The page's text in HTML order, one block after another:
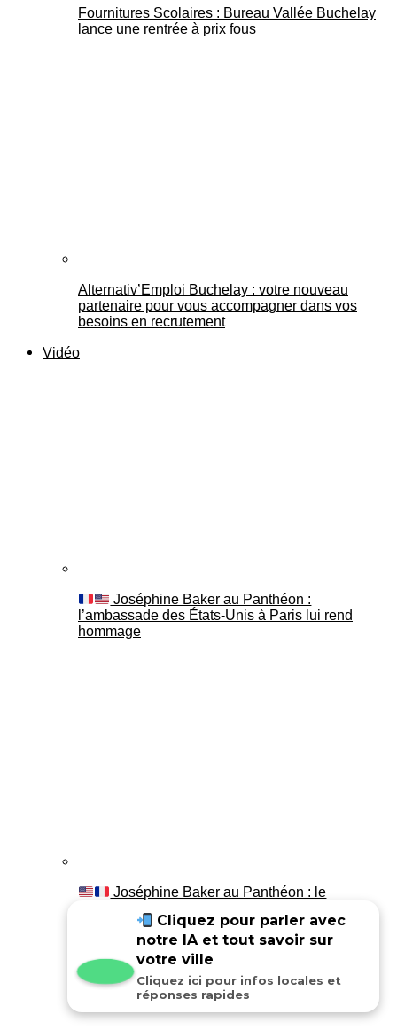
Fournitures Scolaires : Bureau Vallée Buchelay
lance une rentrée à prix fous
Alternativ’Emploi Buchelay : votre nouveau
partenaire pour vous accompagner dans vos
besoins en recrutement
Vidéo
Joséphine Baker au Panthéon :
l’ambassade des États-Unis à Paris lui rend
hommage
Joséphine Baker au Panthéon : le
Cliquez pour parler avec
notre IA et tout savoir sur
votre ville
Cliquez ici pour infos locales et
réponses rapides